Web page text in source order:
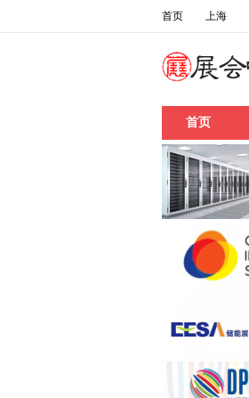
首页 上海
首页